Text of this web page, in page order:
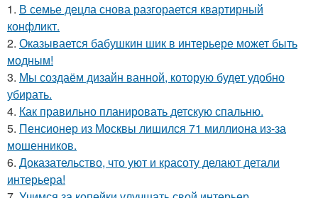
1. В семье децла снова разгорается квартирный
конфликт.
2. Оказывается бабушкин шик в интерьере может быть
модным!
3. Мы создаём дизайн ванной, которую будет удобно
убирать.
4. Как правильно планировать детскую спальню.
5. Пенсионер из Москвы лишился 71 миллиона из-за
мошенников.
6. Доказательство, что уют и красоту делают детали
интерьера!